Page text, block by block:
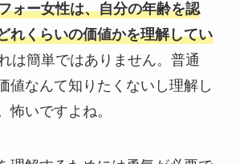
ォー女性は、自分の年齢を認
れくらいの価値かを理解してい
は簡単ではありません。普通
値なんて知りたくないし理解し
怖いですよね。